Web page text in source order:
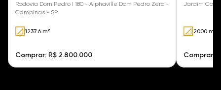
Rodovia Dom Pedro I 180 - Alphaville Dom Pedro Zero -
Campinas - SP
1237.6 m²
Comprar: R$ 2.800.000
Jardim
2000 m²
Comprar: